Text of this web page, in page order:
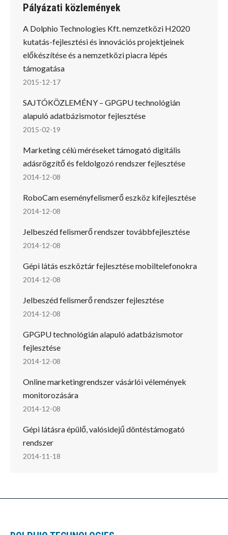
Pályázati közlemények
A Dolphio Technologies Kft. nemzetközi H2020
kutatás-fejlesztési és innovációs projektjeinek
előkészítése és a nemzetközi piacra lépés
támogatása
2015-12-17
SAJTÓKÖZLEMÉNY – GPGPU technológián
alapuló adatbázismotor fejlesztése
2015-02-19
Marketing célú méréseket támogató digitális
adásrögzítő és feldolgozó rendszer fejlesztése
2014-12-08
RoboCam eseményfelismerő eszköz kifejlesztése
2014-12-08
Jelbeszéd felismerő rendszer továbbfejlesztése
2014-12-08
Gépi látás eszköztár fejlesztése mobiltelefonokra
2014-12-08
Jelbeszéd felismerő rendszer fejlesztése
2014-12-08
GPGPU technológián alapuló adatbázismotor
fejlesztése
2014-12-08
Online marketingrendszer vásárlói vélemények
monitorozására
2014-12-08
Gépi látásra épülő, valósidejű döntéstámogató
rendszer
2014-11-18